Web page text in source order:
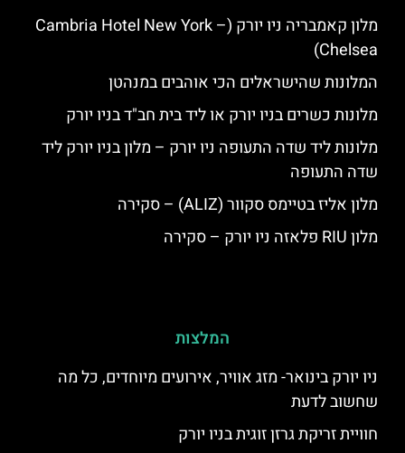
מלון קאמבריה ניו יורק (Cambria Hotel New York –
Chelsea)
המלונות שהישראלים הכי אוהבים במנהטן
מלונות כשרים בניו יורק או ליד בית חב"ד בניו יורק
מלונות ליד שדה התעופה ניו יורק – מלון בניו יורק ליד
שדה התעופה
מלון אליז בטיימס סקוור (ALIZ) – סקירה
מלון RIU פלאזה ניו יורק – סקירה
המלצות
ניו יורק בינואר- מזג אוויר, אירועים מיוחדים, כל מה
שחשוב לדעת
חוויית זריקת גרזן זוגית בניו יורק